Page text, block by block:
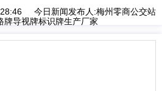
今日新闻发布人:梅州零商公交站
牌导视牌标识牌生产厂家